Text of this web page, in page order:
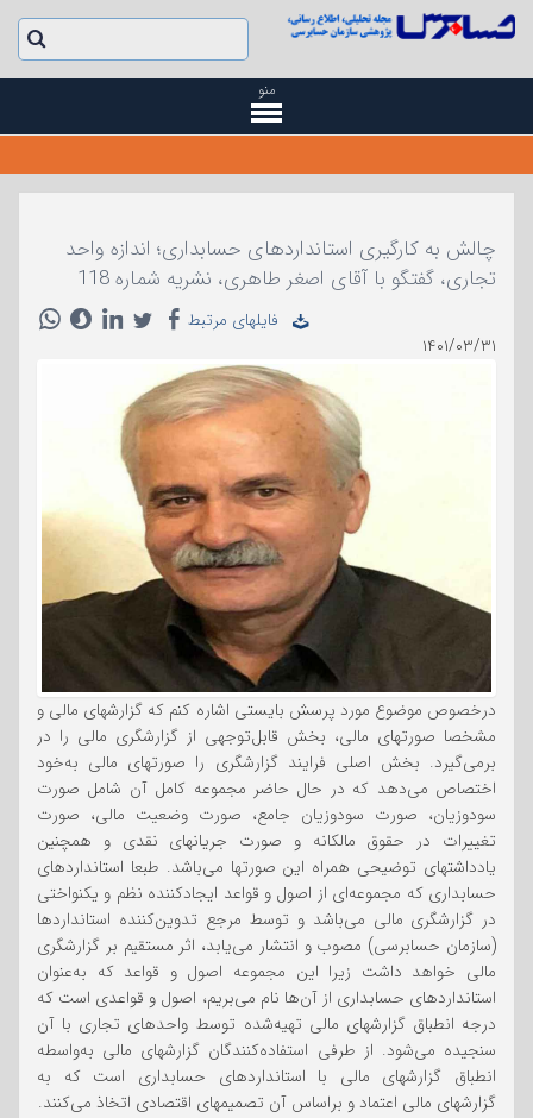
منو
چالش به کارگیری استانداردهای حسابداری؛ اندازه واحد
تجاری، گفتگو با آقای اصغر طاهری، نشریه شماره 118
فایلهای مرتبط
۱۴۰۱/۰۳/۳۱
درخصوص موضوع مورد پرسش بایستی اشاره کنم که گزارشهای مالی و
مشخصا صورتهای مالی، بخش قابل‌توجهی از گزارشگری مالی را در
برمی‌گیرد. بخش اصلی فرایند گزارشگری را صورتهای مالی به‌خود
اختصاص می‌دهد که در حال حاضر مجموعه کامل آن شامل صورت
سودوزیان، صورت سودوزیان جامع، صورت وضعیت مالی، صورت
تغییرات در حقوق مالکانه و صورت جریانهای نقدی و همچنین
یادداشتهای توضیحی همراه این صورتها می‌باشد. طبعا استانداردهای
حسابداری که مجموعه‌ای از اصول و قواعد ایجادکننده نظم و یکنواختی
در گزارشگری مالی می‌باشد و توسط مرجع تدوین‌کننده استانداردها
(سازمان حسابرسی) مصوب و انتشار می‌یابد، اثر مستقیم بر گزارشگری
مالی خواهد داشت زیرا این مجموعه اصول و قواعد که به‌عنوان
استانداردهای حسابداری از آن‌ها نام می‌بریم، اصول و قواعدی است که
درجه انطباق گزارشهای مالی تهیه‌شده توسط واحدهای تجاری با آن
سنجیده می‌شود. از طرفی استفاده‌کنندگان گزارشهای مالی به‌واسطه
انطباق گزارشهای مالی با استانداردهای حسابداری است که به
گزارشهای مالی اعتماد و براساس آن تصمیمهای اقتصادی اتخاذ می‌کنند.